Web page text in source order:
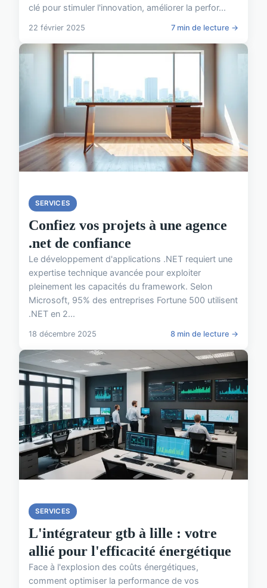
clé pour stimuler l'innovation, améliorer la perfor...
22 février 2025 7 min de lecture →
SERVICES
Confiez vos projets à une agence
.net de confiance
Le développement d'applications .NET requiert une
expertise technique avancée pour exploiter
pleinement les capacités du framework. Selon
Microsoft, 95% des entreprises Fortune 500 utilisent
.NET en 2...
18 décembre 2025 8 min de lecture →
SERVICES
L'intégrateur gtb à lille : votre
allié pour l'efficacité énergétique
Face à l'explosion des coûts énergétiques,
comment optimiser la performance de vos